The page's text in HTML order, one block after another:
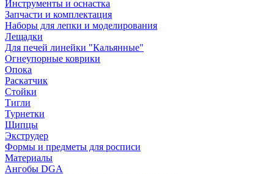
Инструменты и оснастка
Запчасти и комплектация
Наборы для лепки и моделирования
Лещадки
Для печей линейки "Кальянные"
Огнеупорные коврики
Опока
Раскатчик
Стойки
Тигли
Турнетки
Щипцы
Экструдер
Формы и предметы для росписи
Материалы
Ангобы DGA